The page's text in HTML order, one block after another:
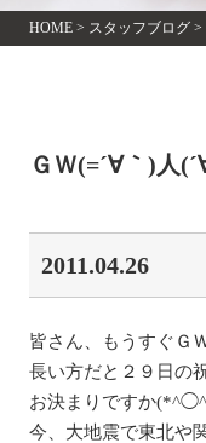
HOME> スタッフブログ>
ＧＷ(=´∀｀)人
2011.04.26
皆さん、もうすぐＧ
長い方だと２９日の
お決まりですか
今、大地震で東北や